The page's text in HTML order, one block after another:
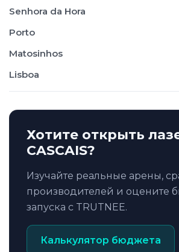
Senhora da Hora
Porto
Matosinhos
Lisboa
Хотите открыть
CASCAIS?
Изучайте реальные арены,
производителей и оцените
запуска с TRUTNEE.
Калькулятор бюджета